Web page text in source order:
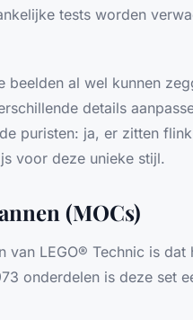
tests worden
beelden al wel kunnen
details
puristen: ja, er zitten
voor deze unieke stijl.
(MOCs)
van LEGO® Technic is
onderdelen is deze set